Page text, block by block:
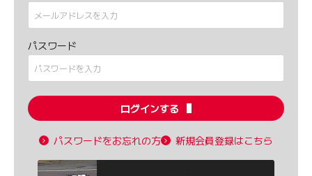
パスワード
ログインする
パスワードをお忘れの方 新規会員登録はこちら